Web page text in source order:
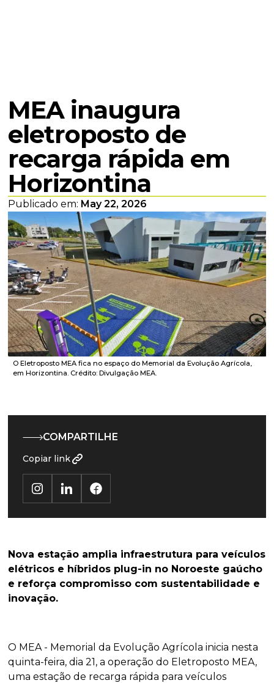
MEA inaugura
eletroposto de
recarga rápida em
Horizontina
Publicado em: May 22, 2026
O Eletroposto MEA fica no espaço do Memorial da Evolução Agrícola,
em Horizontina. Crédito: Divulgação MEA.
COMPARTILHE
Copiar link
Nova estação amplia infraestrutura para veículos
elétricos e híbridos plug-in no Noroeste gaúcho
e reforça compromisso com sustentabilidade e
inovação.
O MEA - Memorial da Evolução Agrícola inicia nesta
quinta-feira, dia 21, a operação do Eletroposto MEA,
uma estação de recarga rápida para veículos